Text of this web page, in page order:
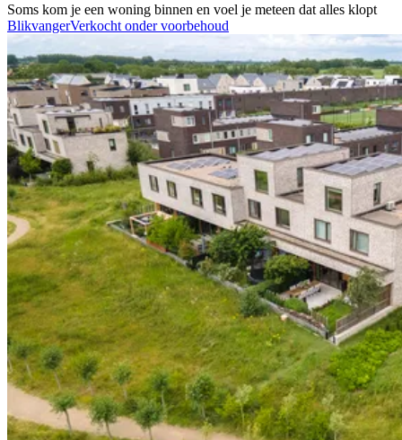
Soms kom je een woning binnen en voel je meteen dat alles klopt
BlikvangerVerkocht onder voorbehoud